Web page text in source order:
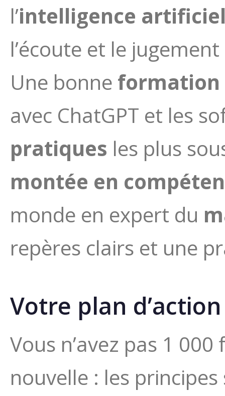
l’intelligence
l’écoute et le
Une bonne formation
avec ChatGPT et les
pratiques les plus
montée en
monde en expert du
repères clairs et une
Votre plan
Vous n’avez pas 1
nouvelle : les